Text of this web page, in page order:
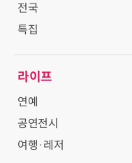
전국
특집
라이프
연예
공연전시
여행·레저